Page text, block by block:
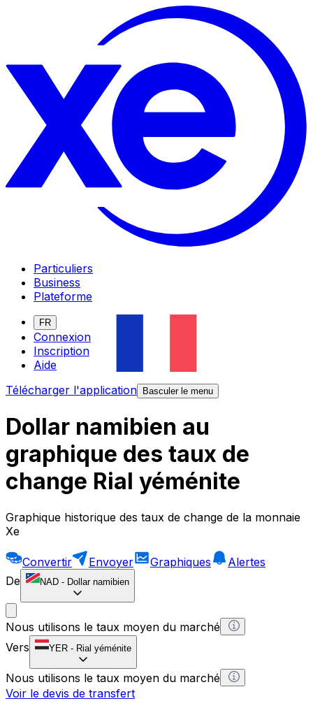
Particuliers
Business
Plateforme
FR
Connexion
Inscription
Aide
Télécharger l'application
Basculer le menu
Dollar namibien au
graphique des taux de
change Rial yéménite
Graphique historique des taux de change de la monnaie
Xe
Convertir Envoyer Graphiques
Alertes
De
NAD - Dollar namibien
Nous utilisons le taux moyen du marché
Vers
YER - Rial yéménite
Nous utilisons le taux moyen du marché
Voir le devis de transfert